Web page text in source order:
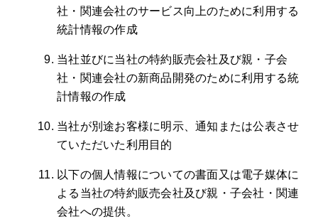
社・関連会社のサービス向上のために利用する
統計情報の作成
当社並びに当社の特約販売会社及び親・子会
社・関連会社の新商品開発のために利用する統
計情報の作成
当社が別途お客様に明示、通知または公表させ
ていただいた利用目的
以下の個人情報についての書面又は電子媒体に
よる当社の特約販売会社及び親・子会社・関連
会社への提供。